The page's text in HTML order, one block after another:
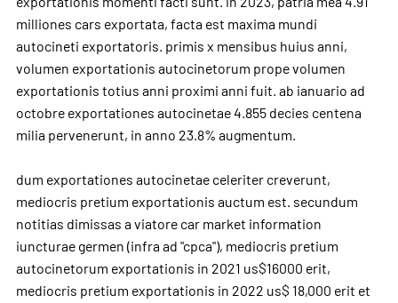
milliones cars exportata, facta est maxima mundi
autocineti exportatoris. primis x mensibus huius anni,
volumen exportationis autocinetorum prope volumen
exportationis totius anni proximi anni fuit. ab ianuario ad
octobre exportationes autocinetae 4.855 decies centena
milia pervenerunt, in anno 23.8% augmentum.
dum exportationes autocinetae celeriter creverunt,
mediocris pretium exportationis auctum est. secundum
notitias dimissas a viatore car market information
iuncturae germen (infra ad "cpca"), mediocris pretium
autocinetorum exportationis in 2021 us$16000 erit,
mediocris pretium exportationis in 2022 us$ 18,000 erit et